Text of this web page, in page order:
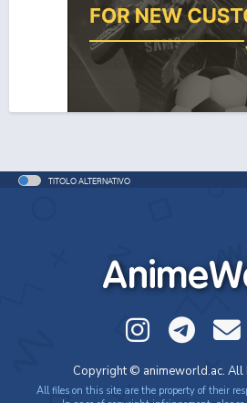
One Piece Movie 06:
no Shima (ITA)
Movie - 2005 - 1h e 31 min/ep
One Piece: Le avventure del
Special - 2005 - 42 min/ep
One Piece Movie 07:
Movie - 2006 - 1h e 34 min/ep
TITOLO ALTERNATIVO
Copyright © animeworld.ac. All
All files on this site are the property of their